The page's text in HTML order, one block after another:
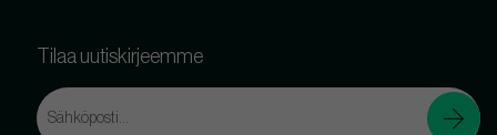
Tilaa uutiskirjeemme